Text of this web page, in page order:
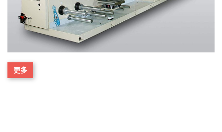
更多